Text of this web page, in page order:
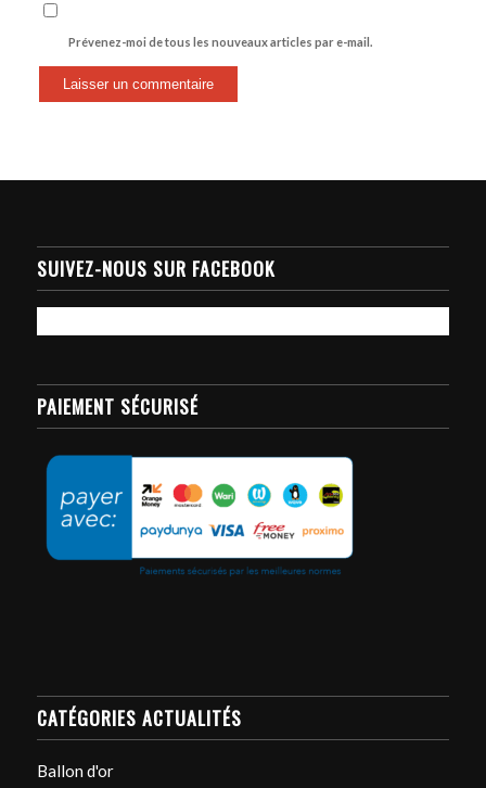
Prévenez-moi de tous les nouveaux articles par e-mail.
SUIVEZ-NOUS SUR FACEBOOK
PAIEMENT SÉCURISÉ
CATÉGORIES ACTUALITÉS
Ballon d'or